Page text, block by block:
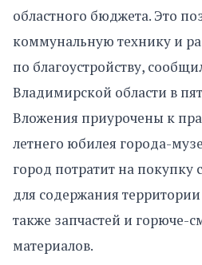
областного бюджета. Это
коммунальную технику и
по благоустройству,
Владимирской области в
Вложения приурочены к
летнего юбилея города-
город потратит на
для содержания
также запчастей и горюче-
материалов.